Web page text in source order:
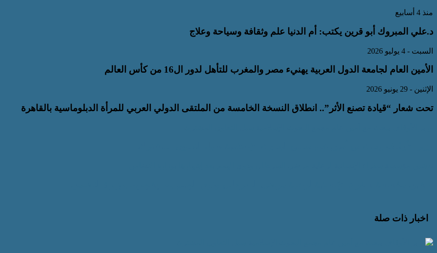
منذ 4 أسابيع
د.علي المبروك أبو قرين يكتب: أم الدنيا علم وثقافة وسياحة وعلاج
السبت - 4 يوليو 2026
الأمين العام لجامعة الدول العربية يهنيء مصر والمغرب للتأهل لدور ال16 من كأس العالم
الإثنين - 29 يونيو 2026
تحت شعار “قيادة تصنع الأثر”.. انطلاق النسخة الخامسة من الملتقى الدولي العربي للمرأة الدبلوماسية بالقاهرة
اخبار ذات صلة